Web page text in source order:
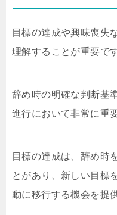
目標の達成や興味喪失
理解することが重要です
辞め時の明確な判断基
進行において非常に重
目標の達成は、辞め時
とがあり、新しい目標
動に移行する機会を提